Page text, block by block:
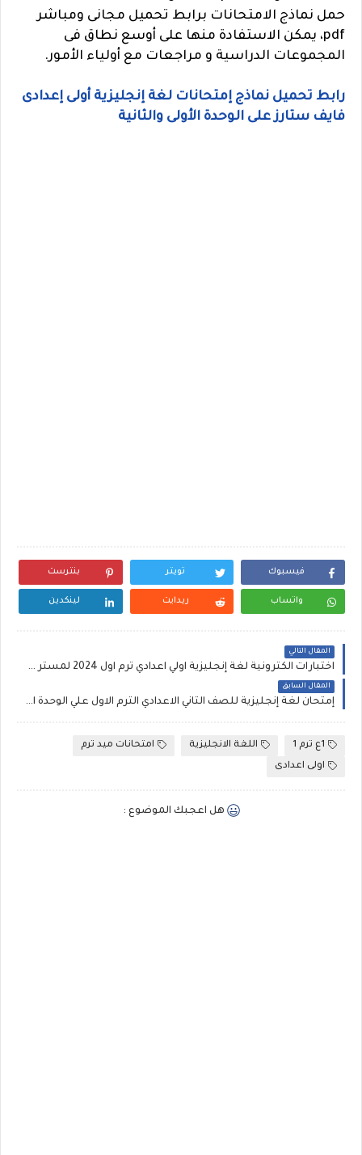
حمل نماذج الامتحانات برابط تحميل مجانى ومباشر
pdf، يمكن الاستفادة منها على أوسع نطاق فى
المجموعات الدراسية و مراجعات مع أولياء الأمور.
رابط تحميل نماذج إمتحانات لغة إنجليزية أولى إعدادى
فايف ستارز على الوحدة الأولى والثانية
فيسبوك تويتر بنترست
واتساب ريدايت لينكدين
المقال التالي
اختبارات الكترونية لغة إنجليزية اولي اعدادي ترم اول 2024 لمستر مصطفى عبد المعطي
المقال السابق
إمتحان لغة إنجليزية للصف الثاني الاعدادي الترم الاول علي الوحدة الاولى والثانية PDF لمستر عمرو رجب
1ع ترم 1 اللغة الانجليزية
امتحانات ميد ترم
اولى اعدادى
هل اعجبك الموضوع :